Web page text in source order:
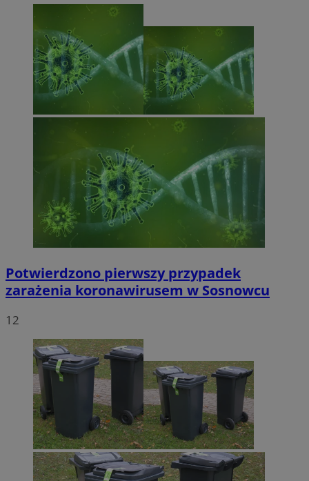
Potwierdzono pierwszy przypadek
zarażenia koronawirusem w Sosnowcu
12